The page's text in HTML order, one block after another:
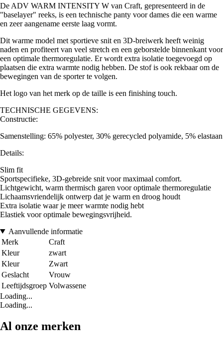
De ADV WARM INTENSITY W van Craft, gepresenteerd in de
"baselayer" reeks, is een technische panty voor dames die een warme
en zeer aangename eerste laag vormt.
Dit warme model met sportieve snit en 3D-breiwerk heeft weinig
naden en profiteert van veel stretch en een geborstelde binnenkant voor
een optimale thermoregulatie. Er wordt extra isolatie toegevoegd op
plaatsen die extra warmte nodig hebben. De stof is ook rekbaar om de
bewegingen van de sporter te volgen.
Het logo van het merk op de taille is een finishing touch.
TECHNISCHE GEGEVENS:
Constructie:
Samenstelling: 65% polyester, 30% gerecycled polyamide, 5% elastaan
Details:
Slim fit
Sportspecifieke, 3D-gebreide snit voor maximaal comfort.
Lichtgewicht, warm thermisch garen voor optimale thermoregulatie
Lichaamsvriendelijk ontwerp dat je warm en droog houdt
Extra isolatie waar je meer warmte nodig hebt
Elastiek voor optimale bewegingsvrijheid.
Aanvullende informatie
Merk
Craft
Kleur
zwart
Kleur
Zwart
Geslacht
Vrouw
Leeftijdsgroep Volwassene
Loading...
Loading...
Al onze merken